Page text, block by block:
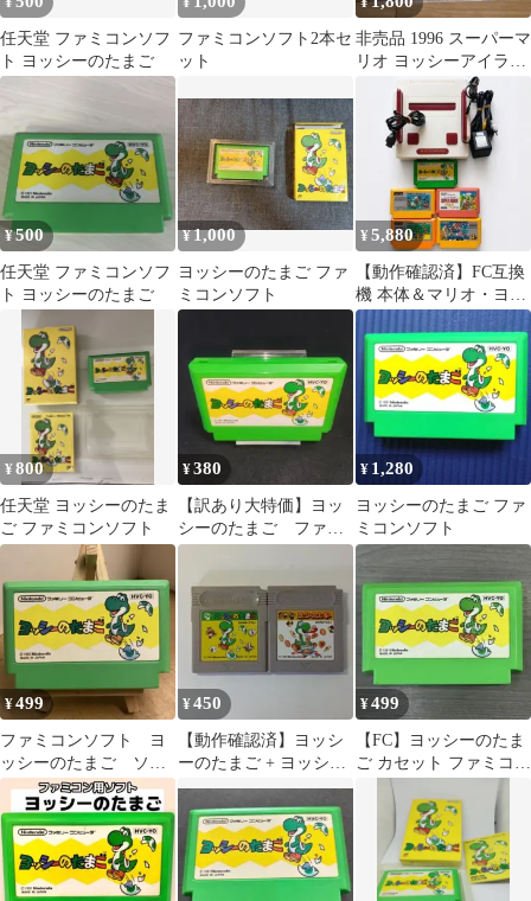
任天堂 ファミコンソフ
ト ヨッシーのたまご
ファミコンソフト2本セ
ット
非売品 1996 スーパーマ
リオ ヨッシーアイラン
ド クリアファイル
¥ 500
任天堂 ファミコンソフ
ト ヨッシーのたまご
¥1,000
ヨッシーのたまご ファ
ミコンソフト
¥5,880
【動作確認済】FC互換
機 本体＆マリオ・ヨッ
シー名作ソフト5本
¥800
任天堂 ヨッシーのたま
ご ファミコンソフト
¥380
【訳あり大特価】ヨッ
シーのたまご ファミ
コンソフト
¥ 1,280
ヨッシーのたまご ファ
ミコンソフト
¥499
ファミコンソフト ヨ
ッシーのたまご ソフ
トのみ 中古
¥450
【動作確認済】ヨッシ
ーのたまご + ヨッシー
のクッキー 2本セット
¥499
【FC】ヨッシーのたま
ご カセット ファミコン
動作確認済み 任天堂